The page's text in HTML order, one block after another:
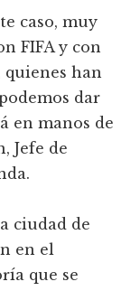
caso, muy
FIFA y con
han
dar
en manos de
Jefe de
ciudad de
en el
que se